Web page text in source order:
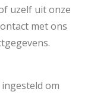
uzelf uit onze
met ons
om